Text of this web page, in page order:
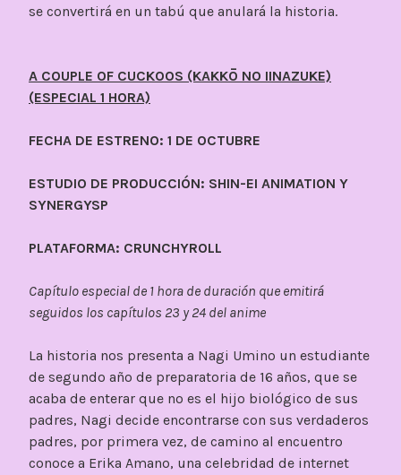
se convertirá en un tabú que anulará la historia.
A COUPLE OF CUCKOOS (KAKKŌ NO IINAZUKE)
(ESPECIAL 1 HORA)
FECHA DE ESTRENO: 1 DE OCTUBRE
ESTUDIO DE PRODUCCIÓN: SHIN-EI ANIMATION Y
SYNERGYSP
PLATAFORMA: CRUNCHYROLL
Capítulo especial de 1 hora de duración que emitirá
seguidos los capítulos 23 y 24 del anime
La historia nos presenta a Nagi Umino un estudiante
de segundo año de preparatoria de 16 años, que se
acaba de enterar que no es el hijo biológico de sus
padres, Nagi decide encontrarse con sus verdaderos
padres, por primera vez, de camino al encuentro
conoce a Erika Amano, una celebridad de internet